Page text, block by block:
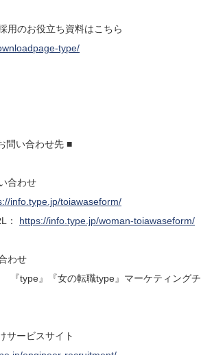
用のお役立ち資料はこちら
type/
問い合わせ先 ■
合わせ
info.type.jp/toiawaseform/
： https://info.type.jp/woman-toiawaseform/
わせ
『type』『女の転職type』マーケティングチ
サービスサイト